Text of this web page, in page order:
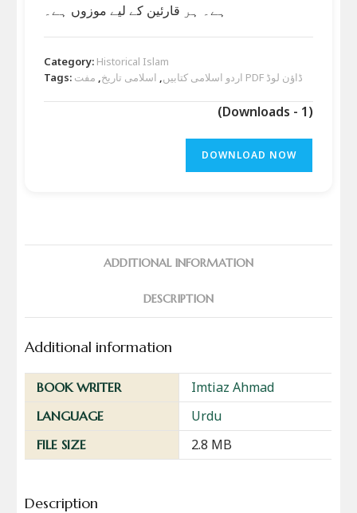
ہے۔ ہر قارئین کے لیے موزوں ہے۔
Category: Historical Islam
Tags:
اردو اسلامی کتابیں, اسلامی تاریخ, مفت PDF ڈاؤن لوڈ
(Downloads - 1)
DOWNLOAD NOW
ADDITIONAL INFORMATION
DESCRIPTION
Additional information
BOOK WRITER Imtiaz Ahmad
LANGUAGE Urdu
FILE SIZE 2.8 MB
Description